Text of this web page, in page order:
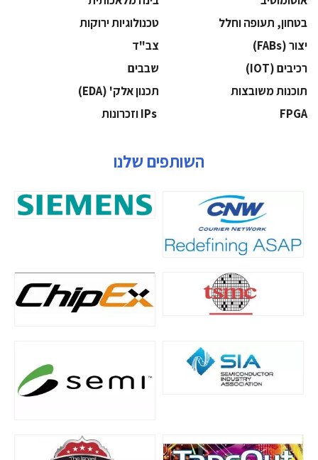
בטחון, תעופה וחלל
‫טכנולוגיות ירוקות‬
‫יצור (‪(FABs‬‬
‫צב"ד‬
‫רכיבים‬ (IOT)
‫שבבים‬
‫תוכנות משובצות‬
‫תכנון אלק' (‪(EDA‬‬
‫‪FPGA‬‬
השותפים שלנו